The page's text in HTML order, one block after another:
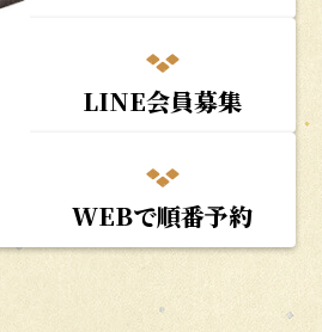
LINE会員募集
WEBで順番予約